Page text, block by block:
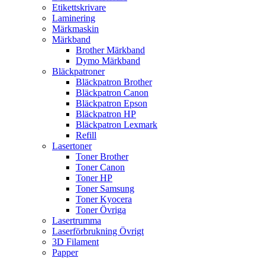
Etikettskrivare
Laminering
Märkmaskin
Märkband
Brother Märkband
Dymo Märkband
Bläckpatroner
Bläckpatron Brother
Bläckpatron Canon
Bläckpatron Epson
Bläckpatron HP
Bläckpatron Lexmark
Refill
Lasertoner
Toner Brother
Toner Canon
Toner HP
Toner Samsung
Toner Kyocera
Toner Övriga
Lasertrumma
Laserförbrukning Övrigt
3D Filament
Papper